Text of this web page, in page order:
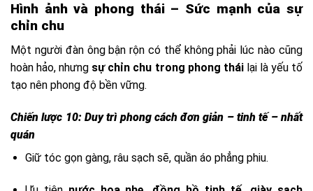
Hình ảnh và phong thái – Sức mạnh của sự
chỉn chu
Một người đàn ông bận rộn có thể không phải lúc nào cũng
hoàn hảo, nhưng sự chỉn chu trong phong tháilại là yếu tố
tạo nên phong độ bền vững.
Chiến lược 10: Duy trì phong cách đơn giản – tinh tế – nhất
quán
Giữ tóc gọn gàng, râu sạch sẽ, quần áo phẳng phiu.